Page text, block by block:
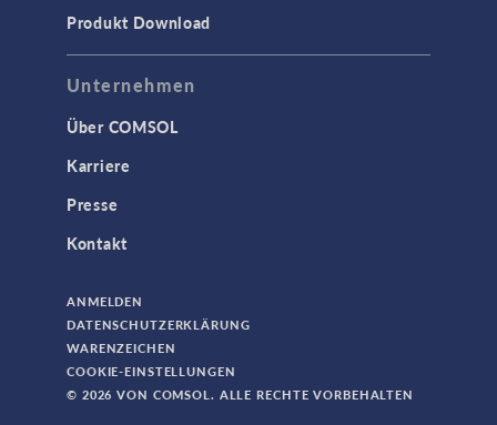
Produkt Download
Unternehmen
Über COMSOL
Karriere
Presse
Kontakt
ANMELDEN
DATENSCHUTZERKLÄRUNG
WARENZEICHEN
COOKIE-EINSTELLUNGEN
© 2026 VON COMSOL. ALLE RECHTE VORBEHALTEN